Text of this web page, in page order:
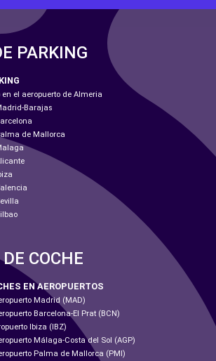
PARKING
el aeropuerto de Almeria
Barajas
de Mallorca
COCHE
EN AEROPUERTOS
Madrid (MAD)
Barcelona-El Prat (BCN)
Ibiza (IBZ)
Málaga-Costa del Sol (AGP)
Palma de Mallorca (PMI)